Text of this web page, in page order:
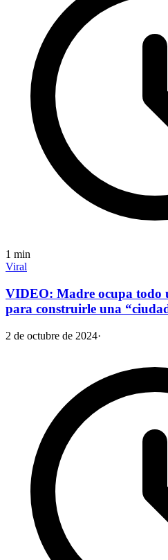
1 min
Viral
VIDEO: Madre ocupa todo
para construirle una
2 de octubre de 2024·